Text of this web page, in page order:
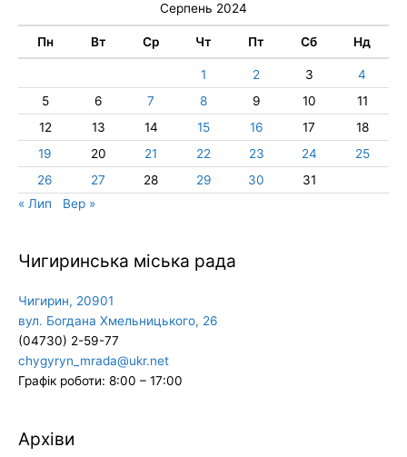
Серпень 2024
Пн Вт Ср Чт Пт Сб Нд
1 2 3
4
5
6 7 8 9 10
11
12
13 14 15 16 17
18
19
20 21 22 23 24
25
26
27 28 29 30
31
« Лип
Вер »
Чигиринська міська рада
Чигирин, 20901
вул. Богдана Хмельницького, 26
(04730) 2-59-77
chygyryn_mrada@ukr.net
Графік роботи: 8:00 – 17:00
Архіви
Архіви